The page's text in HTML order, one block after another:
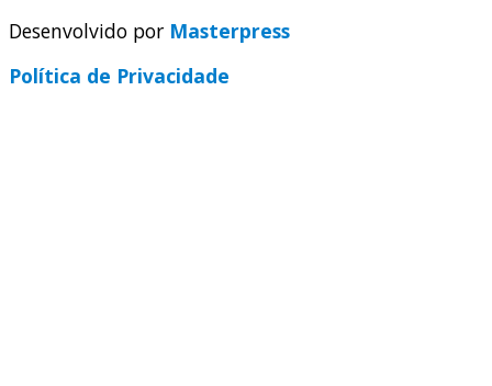
Desenvolvido por Masterpress
Política de Privacidade